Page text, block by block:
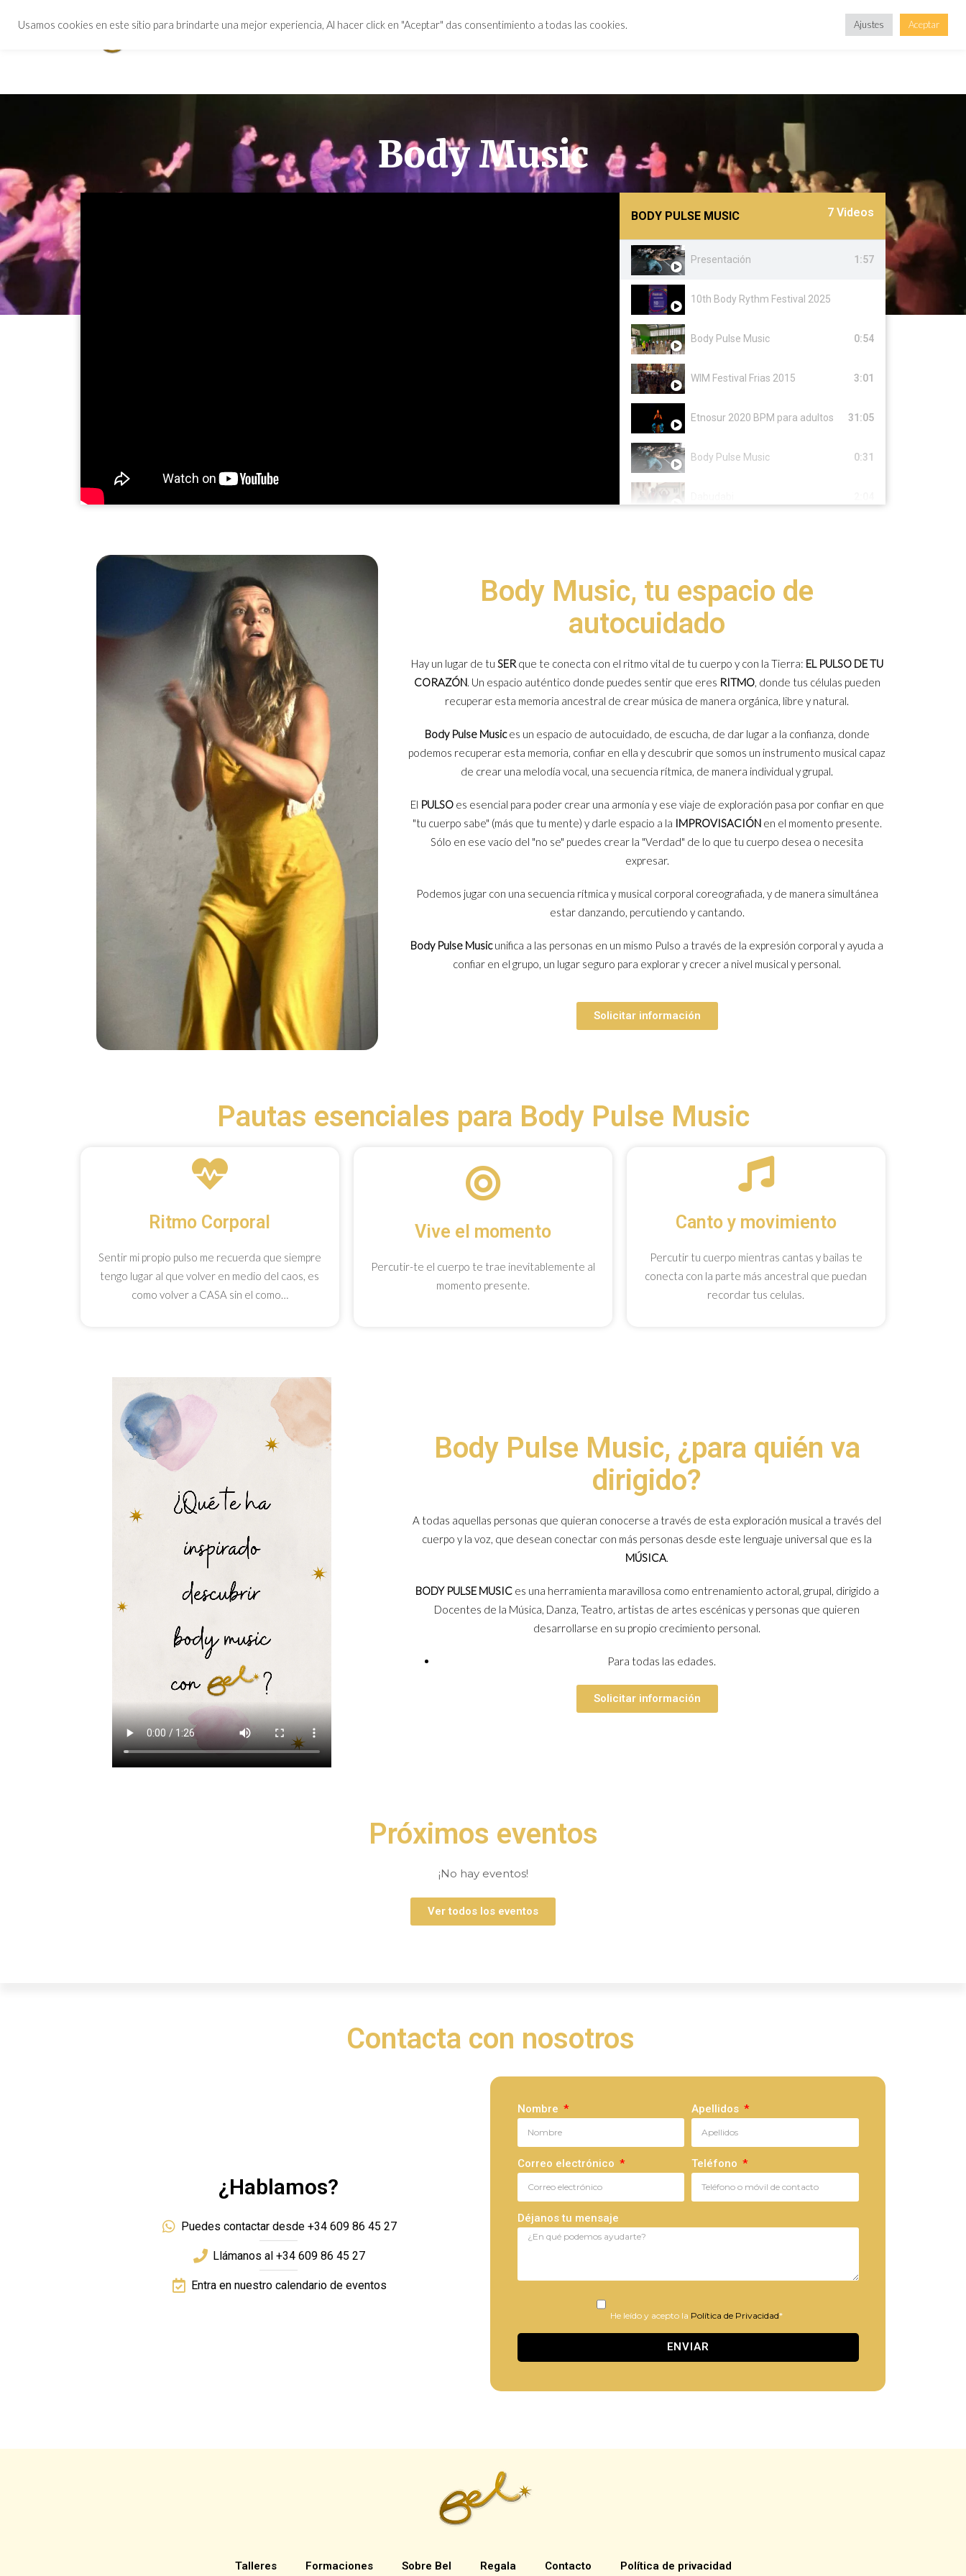
Body Music
BODY PULSE MUSIC 7 Videos
Presentación 1:57
10th Body Rythm Festival 2025
Body Pulse Music 0:54
WIM Festival Frias 2015 3:01
Etnosur 2020 BPM para adultos 31:05
Body Pulse Music 0:31
Body Music, tu espacio de
autocuidado
Hay un lugar de tu SERque te conecta con el ritmo vital de tu cuerpo y con la Tierra: EL PULSO DE TU
CORAZÓN. Un espacio auténtico donde puedes sentir que eres RITMO, donde tus células pueden
recuperar esta memoria ancestral de crear música de manera orgánica, libre y natural.
Body Pulse Musices un espacio de autocuidado, de escucha, de dar lugar a la confianza, donde
podemos recuperar esta memoria, confiar en ella y descubrir que somos un instrumento musical capaz
de crear una melodía vocal, una secuencia rítmica, de manera individual y grupal.
El PULSOes esencial para poder crear una armonía y ese viaje de exploración pasa por confiar en que
"tu cuerpo sabe" (más que tu mente) y darle espacio a la IMPROVISACIÓNen el momento presente.
Sólo en ese vacío del "no se" puedes crear la "Verdad" de lo que tu cuerpo desea o necesita
expresar.
Podemos jugar con una secuencia rítmica y musical corporal coreografiada, y de manera simultánea
estar danzando, percutiendo y cantando.
Body Pulse Musicunifica a las personas en un mismo Pulso a través de la expresión corporal y ayuda a
confiar en el grupo, un lugar seguro para explorar y crecer a nivel musical y personal.
Solicitar información
Pautas esenciales para Body Pulse Music
Ritmo Corporal
Sentir mi propio pulso me recuerda que siempre
tengo lugar al que volver en medio del caos, es
como volver a CASA sin el como…
Vive el momento
Percutir-te el cuerpo te trae inevitablemente al
momento presente.
Canto y movimiento
Percutir tu cuerpo mientras cantas y bailas te
conecta con la parte más ancestral que puedan
recordar tus celulas.
Body Pulse Music, ¿para quién va
dirigido?
A todas aquellas personas que quieran conocerse a través de esta exploración musical a través del
cuerpo y la voz, que desean conectar con más personas desde este lenguaje universal que es la
MÚSICA.
BODY PULSE MUSICes una herramienta maravillosa como entrenamiento actoral, grupal, dirigido a
Docentes de la Música, Danza, Teatro, artistas de artes escénicas y personas que quieren
desarrollarse en su propio crecimiento personal.
Para todas las edades.
Solicitar información
Próximos eventos
¡No hay eventos!
Ver todos los eventos
Contacta con nosotros
¿Hablamos?
Puedes contactar desde +34 609 86 45 27
Llámanos al +34 609 86 45 27
Entra en nuestro calendario de eventos
Nombre Apellidos
Correo electrónico Teléfono
Déjanos tu mensaje
He leído y acepto la Política de Privacidad*
ENVIAR
Talleres Formaciones Sobre Bel Regala Contacto Política de privacidad
Usamos cookies en este sitio para brindarte una mejor experiencia, Al hacer click en "Aceptar" das consentimiento a todas las cookies. Ajustes Aceptar